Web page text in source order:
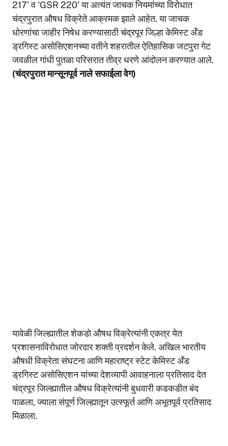
p
p
o
o
k
n
k
217’ व ‘GSR 220’ या अत्यंत जाचक नियमांच्या विरोधात
चंद्रपुरात औषध विक्रेते आक्रमक झाले आहेत. या जाचक
धोरणांचा जाहीर निषेध करण्यासाठीचंद्रपूरजिल्हा केमिस्ट अँड
ड्रगिस्ट असोसिएशनच्या वतीने शहरातील ऐतिहासिक जटपुरा गेट
जवळील गांधी पुतळा परिसरात तीव्र धरणे आंदोलन करण्यात आले.
(चंद्रपुरात मान्सूनपूर्व नाले सफाईला वेग)
यावेळी जिल्ह्यातील शेकडो औषध विक्रेत्यांनी एकत्र येत
प्रशासनाविरोधात जोरदार शक्ती प्रदर्शन केले. अखिल भारतीय
औषधी विक्रेता संघटना आणि महाराष्ट्र स्टेट केमिस्ट अँड
ड्रगिस्ट असोसिएशन यांच्या देशव्यापी आवाहनाला प्रतिसाद देत
चंद्रपूर जिल्ह्यातील औषध विक्रेत्यांनी बुधवारी कडकडीत बंद
पाळला, ज्याला संपूर्ण जिल्ह्यातून उत्स्फूर्त आणि अभूतपूर्व प्रतिसाद
मिळाला.